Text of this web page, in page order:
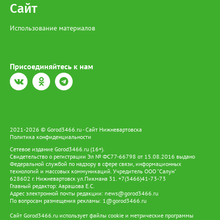
криминальных спектаклей стали незаконные выплаты на
общую сумму порядка 3 миллионов рублей. Во время обысков
которых разыгрывались аварийные спектакли, а также
возбуждено уголовное дело по ч. 4 ст. 159.5 УК РФ. Суд уже
избрал меру пресечения для фигурантов. Предполагаемый
организатор отправлен под стражу, а его сообщник будет
дожидаться развития событий под подпиской о невыезде.
Сайт
Использование материалов
Присоединяйтесь к нам
2021-2026 © Gorod3466.ru - Сайт Нижневартовска
Политика конфиденциальности
Сетевое издание Gorod3466.ru (16+).
Свидетельство о регистрации Эл № ФС77-66798 от 15.08.2016 выдано
Федеральной службой по надзору в сфере связи, информационных
технологий и массовых коммуникаций. Учредитель ООО "Салун"
628602 г. Нижневартовск ул.Пикмана 31. +7(3466)41-73-73
Главный редактор: Аврашова Е.С.
Адрес электронной почты редакции: news@gorod3466.ru
По вопросам размещения рекламы: 1@gorod3466.ru
Сайт Gorod3466.ru использует файлы cookie и метрические программы